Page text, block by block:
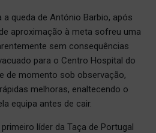
a queda de António Barbio, após
aproximação à meta sofreu uma
sem consequências
para o Centro Hospital do
de momento sob observação,
melhoras, enaltecendo o
equipa antes de cair.
líder da Taça de Portugal